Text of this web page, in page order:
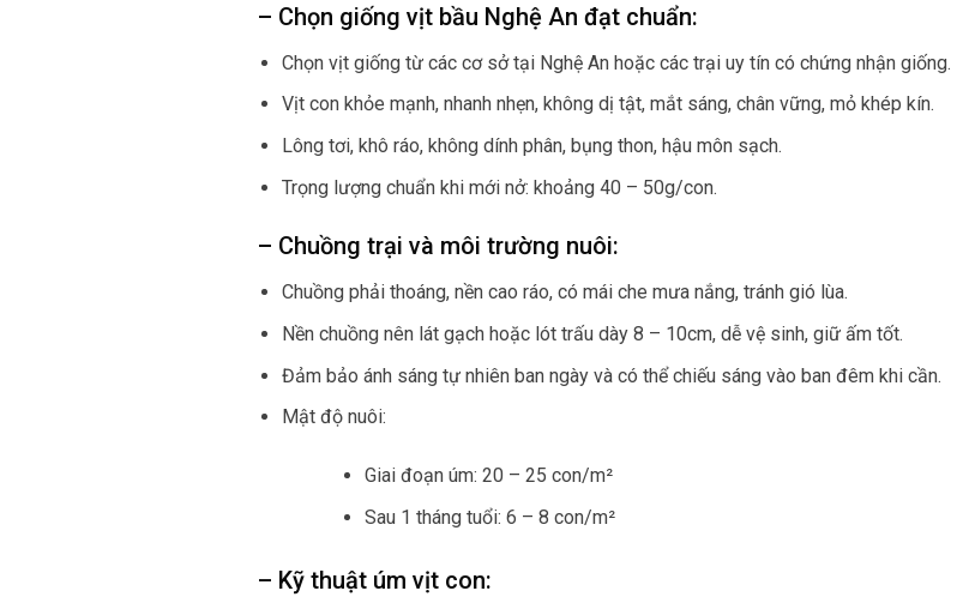
– Chọn giống vịt bầu Nghệ An đạt chuẩn:
Chọn vịt giống từ các cơ sở tại Nghệ An hoặc các trại uy tín có chứng nhận giống.
Vịt con khỏe mạnh, nhanh nhẹn, không dị tật, mắt sáng, chân vững, mỏ khép kín.
Lông tơi, khô ráo, không dính phân, bụng thon, hậu môn sạch.
Trọng lượng chuẩn khi mới nở: khoảng 40 – 50g/con.
– Chuồng trại và môi trường nuôi:
Chuồng phải thoáng, nền cao ráo, có mái che mưa nắng, tránh gió lùa.
Nền chuồng nên lát gạch hoặc lót trấu dày 8 – 10cm, dễ vệ sinh, giữ ấm tốt.
Đảm bảo ánh sáng tự nhiên ban ngày và có thể chiếu sáng vào ban đêm khi cần.
Mật độ nuôi:
Giai đoạn úm: 20 – 25 con/m²
Sau 1 tháng tuổi: 6 – 8 con/m²
– Kỹ thuật úm vịt con: